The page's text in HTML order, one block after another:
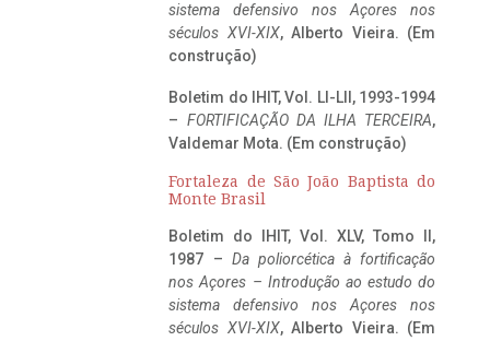
sistema defensivo nos Açores nos
séculos XVI-XIX, Alberto Vieira. (Em
construção)
Boletim do IHIT, Vol. LI-LII, 1993-1994
– FORTIFICAÇÃO DA ILHA TERCEIRA,
Valdemar Mota. (Em construção)
Fortaleza de São João Baptista do
Monte Brasil
Boletim do IHIT, Vol. XLV, Tomo II,
1987 – Da poliorcética à fortificação
nos Açores – Introdução ao estudo do
sistema defensivo nos Açores nos
séculos XVI-XIX, Alberto Vieira. (Em